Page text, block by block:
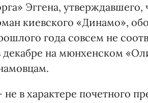
Эггена,
киевского «Динамо»,
года совсем не
декабре на мюнхенском
не в характере почетного